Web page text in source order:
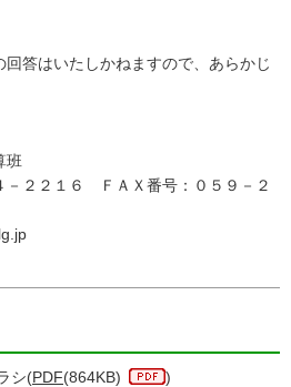
答はいたしかねますので、あらかじ
班
２２１６ ＦＡＸ番号：０５９－２
シ(PDF(864KB)
)